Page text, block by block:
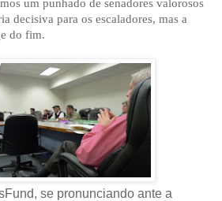
um punhado de senadores valorosos
decisiva para os escaladores, mas a
do fim.
se pronunciando ante a